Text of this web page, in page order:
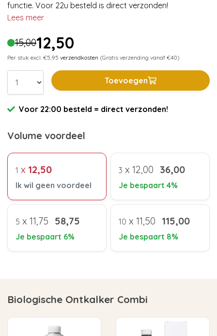
functie. Voor 22u besteld is direct verzonden!
Lees meer
15,0012,50
Per stuk excl. €5,95 verzendkosten (Gratis verzending vanaf €40)
Toevoegen
Voor 22:00 besteld = direct verzonden!
Volume voordeel
1 x 12,50
Ik wil geen voordeel
3 x 12,00 36,00
Je bespaart 4%
5 x 11,75 58,75
Je bespaart 6%
10 x 11,50 115,00
Je bespaart 8%
Biologische Ontkalker Combi